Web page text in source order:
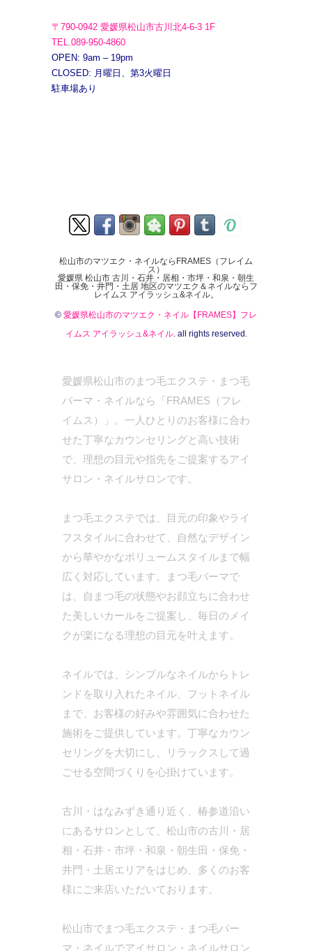
〒790-0942 愛媛県松山市古川北4-6-3 1F
TEL.089-950-4860
OPEN: 9am – 19pm
CLOSED: 月曜日、第3火曜日
駐車場あり
松山市のマツエク・ネイルならFRAMES（フレイム
ス）
愛媛県 松山市 古川・石井・居相・市坪・和泉・朝生
田・保免・井門・土居 地区のマツエク＆ネイルならフ
レイムス アイラッシュ&ネイル。
© 愛媛県松山市のマツエク・ネイル【FRAMES】フレ
イムス アイラッシュ&ネイル. all rights reserved.
愛媛県松山市のまつ毛エクステ・まつ毛
パーマ・ネイルなら「FRAMES（フレ
イムス）」。一人ひとりのお客様に合わ
せた丁寧なカウンセリングと高い技術
で、理想の目元や指先をご提案するアイ
サロン・ネイルサロンです。
まつ毛エクステでは、目元の印象やライ
フスタイルに合わせて、自然なデザイン
から華やかなボリュームスタイルまで幅
広く対応しています。まつ毛パーマで
は、自まつ毛の状態やお顔立ちに合わせ
た美しいカールをご提案し、毎日のメイ
クが楽になる理想の目元を叶えます。
ネイルでは、シンプルなネイルからトレ
ンドを取り入れたネイル、フットネイル
まで、お客様の好みや雰囲気に合わせた
施術をご提供しています。丁寧なカウン
セリングを大切にし、リラックスして過
ごせる空間づくりを心掛けています。
古川・はなみずき通り近く、椿参道沿い
にあるサロンとして、松山市の古川・居
相・石井・市坪・和泉・朝生田・保免・
井門・土居エリアをはじめ、多くのお客
様にご来店いただいております。
松山市でまつ毛エクステ・まつ毛パー
マ・ネイルでアイサロン・ネイルサロン